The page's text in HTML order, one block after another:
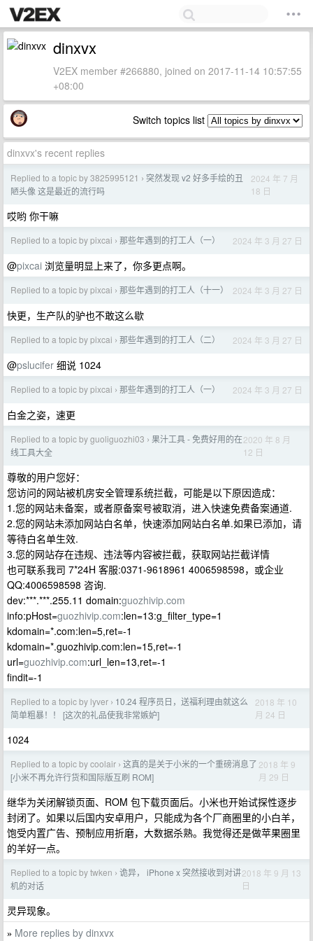
dinxvx
V2EX member #266880, joined on 2017-11-14 10:57:55
+08:00
Switch topics list
dinxvx's recent replies
Replied to a topic by 3825995121 › 突然发现 v2 好多手绘的丑
陋头像 这是最近的流行吗
2024 年 7 月
18 日
哎哟 你干嘛
Replied to a topic by pixcai › 那些年遇到的打工人（一） 2024 年 3 月 27 日
@pixcai 浏览量明显上来了，你多更点啊。
Replied to a topic by pixcai › 那些年遇到的打工人（十一） 2024 年 3 月 27 日
快更，生产队的驴也不敢这么歇
Replied to a topic by pixcai › 那些年遇到的打工人（二） 2024 年 3 月 27 日
@pslucifer 细说 1024
Replied to a topic by pixcai › 那些年遇到的打工人（一） 2024 年 3 月 27 日
白金之姿，速更
Replied to a topic by guoliguozhi03 › 果汁工具 - 免费好用的在
线工具大全
2020 年 8 月
12 日
尊敬的用户您好：
您访问的网站被机房安全管理系统拦截，可能是以下原因造成：
1.您的网站未备案，或者原备案号被取消，进入快速免费备案通道.
2.您的网站未添加网站白名单，快速添加网站白名单.如果已添加，请
等待白名单生效.
3.您的网站存在违规、违法等内容被拦截，获取网站拦截详情
也可联系我司 7*24H 客服:0371-9618961 4006598598，或企业
QQ:4006598598 咨询.
dev:***.***.255.11 domain:guozhivip.com
info:pHost=guozhivip.com:len=13:g_filter_type=1
kdomain=*.com:len=5,ret=-1
kdomain=*.guozhivip.com:len=15,ret=-1
url=guozhivip.com:url_len=13,ret=-1
findit=-1
Replied to a topic by lyver › 10.24 程序员日，送福利理由就这么
简单粗暴！！ [这次的礼品使我非常嫉妒]
2018 年 10
月 24 日
1024
Replied to a topic by coolair › 这真的是关于小米的一个重磅消息了
[小米不再允许行货和国际版互刷 ROM]
2018 年 9
月 29 日
继华为关闭解锁页面、ROM 包下载页面后。小米也开始试探性逐步
封闭了。如果以后国内安卓用户，只能成为各个厂商圈里的小白羊，
饱受内置广告、预制应用折磨，大数据杀熟。我觉得还是做苹果圈里
的羊好一点。
Replied to a topic by twken › 诡异， iPhone x 突然接收到对讲
机的对话
2018 年 9 月 13
日
灵异现象。
» More replies by dinxvx